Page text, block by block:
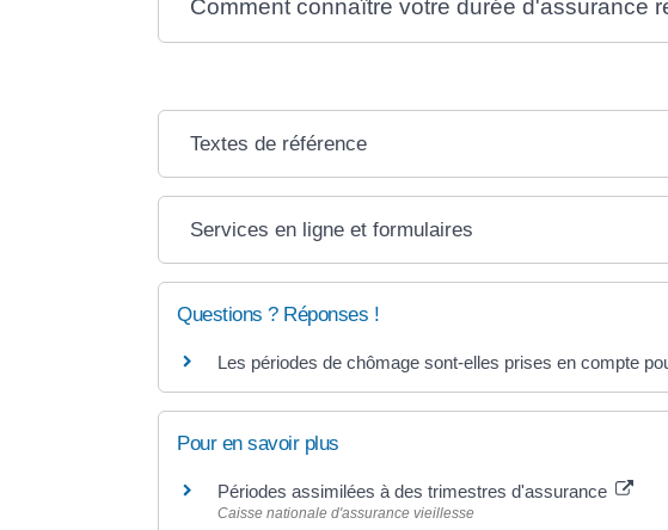
Comment connaître votre durée d'assurance
Textes de référence
Services en ligne et formulaires
Questions ? Réponses !
Les périodes de chômage sont-elles prises en compte
Pour en savoir plus
Périodes assimilées à des trimestres d'assurance
Caisse nationale d'assurance vieillesse